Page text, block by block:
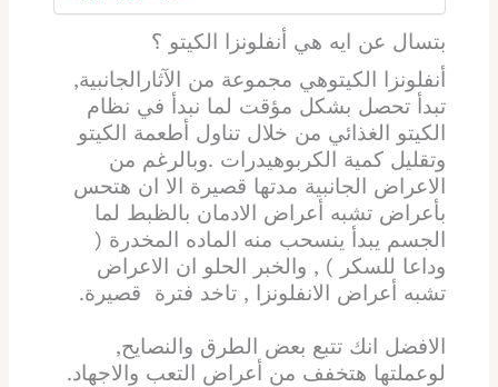
بتسال عن ايه هي أنفلونزا الكيتو ؟
أنفلونزا الكيتوهي مجموعة من الآثارالجانبية,
تبدأ تحصل بشكل مؤقت لما نبدأ في نظام
الكيتو الغذائي من خلال تناول أطعمة الكيتو
وتقليل كمية الكربوهيدرات .وبالرغم من
الاعراض الجانبية مدتها قصيرة الا ان هتحس
بأعراض تشبه أعراض الادمان بالظبط لما
الجسم يبدأ ينسحب منه الماده المخدرة (
وداعا للسكر ) , والخبر الحلو ان الاعراض
تشبه أعراض الانفلونزا , تاخد فترة قصيرة.
الافضل انك تتبع بعض الطرق والنصايح,
لوعملتها هتخفف من أعراض التعب والاجهاد.